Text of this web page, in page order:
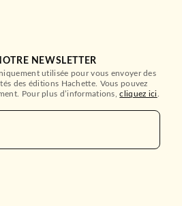
NEWSLETTER
utilisée pour vous envoyer des
des éditions Hachette. Vous pouvez
Pour plus d’informations,cliquez ici